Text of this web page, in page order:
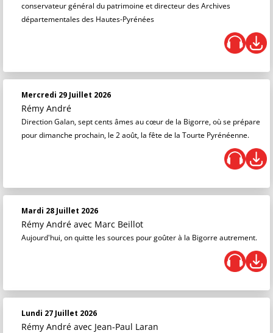
conservateur général du patrimoine et directeur des Archives
départementales des Hautes-Pyrénées
Mercredi 29 Juillet 2026
Rémy André
Direction Galan, sept cents âmes au cœur de la Bigorre, où se prépare
pour dimanche prochain, le 2 août, la fête de la Tourte Pyrénéenne.
Mardi 28 Juillet 2026
Rémy André avec Marc Beillot
Aujourd'hui, on quitte les sources pour goûter à la Bigorre autrement.
Lundi 27 Juillet 2026
Rémy André avec Jean-Paul Laran